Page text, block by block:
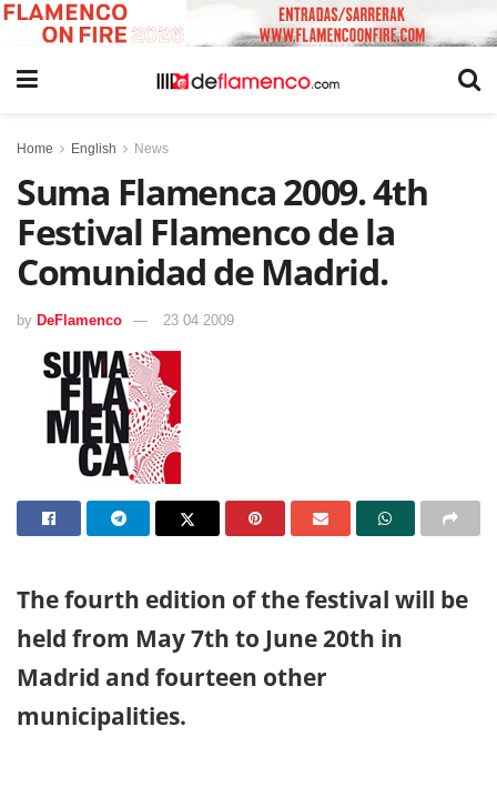
Home English News
Suma Flamenca 2009. 4th
Festival Flamenco de la
Comunidad de Madrid.
by DeFlamenco 23 04 2009
The fourth edition of the festival will be
held from May 7th to June 20th in
Madrid and fourteen other
municipalities.